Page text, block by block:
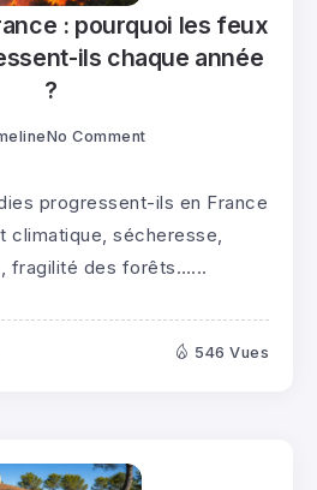
: pourquoi les feux
ils chaque année
?
No Comment
progressent-ils en France
climatique, sécheresse,
fragilité des forêts…...
546 Vues